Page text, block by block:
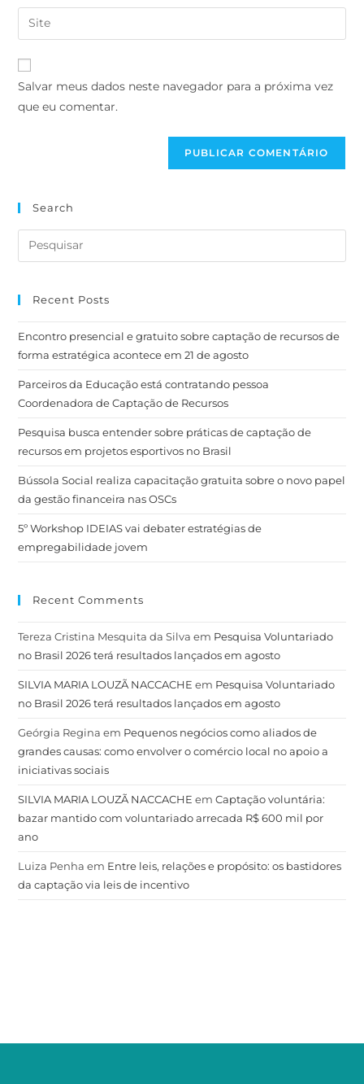
Salvar meus dados neste navegador para a próxima vez
que eu comentar.
Search
Recent Posts
Encontro presencial e gratuito sobre captação de recursos de
forma estratégica acontece em 21 de agosto
Parceiros da Educação está contratando pessoa
Coordenadora de Captação de Recursos
Pesquisa busca entender sobre práticas de captação de
recursos em projetos esportivos no Brasil
Bússola Social realiza capacitação gratuita sobre o novo papel
da gestão financeira nas OSCs
5º Workshop IDEIAS vai debater estratégias de
empregabilidade jovem
Recent Comments
Tereza Cristina Mesquita da Silva em Pesquisa Voluntariado
no Brasil 2026 terá resultados lançados em agosto
SILVIA MARIA LOUZÃ NACCACHE em Pesquisa Voluntariado
no Brasil 2026 terá resultados lançados em agosto
Geórgia Regina em Pequenos negócios como aliados de
grandes causas: como envolver o comércio local no apoio a
iniciativas sociais
SILVIA MARIA LOUZÃ NACCACHE emCaptação voluntária:
bazar mantido com voluntariado arrecada R$ 600 mil por
ano
Luiza Penha em Entre leis, relações e propósito: os bastidores
da captação via leis de incentivo